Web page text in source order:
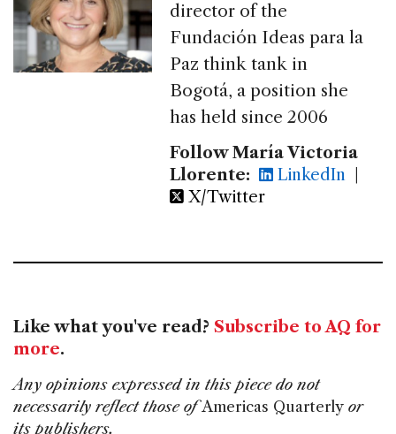
director of the
Fundación Ideas para la
Paz think tank in
Bogotá, a position she
has held since 2006
Follow María Victoria
Llorente:
LinkedIn
X/Twitter
Like what you've read? Subscribe to AQ for
more.
Any opinions expressed in this piece do not
necessarily reflect those ofAmericas Quarterly or
its publishers.